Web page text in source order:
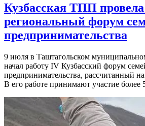
Кузбасская ТПП
региональный форум
предпринимательства
9 июля в Таштагольском
начал работу IV Кузбасский форум
предпринимательства, рассчитанный
В его работе принимают участие более